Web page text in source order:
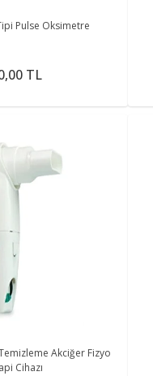
Pulse Oksimetre
TL
Akciğer Fizyo
Cihazı